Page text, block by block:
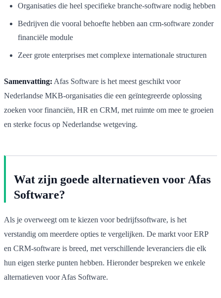
Organisaties die heel specifieke branche-software nodig hebben
Bedrijven die vooral behoefte hebben aan crm-software zonder
financiële module
Zeer grote enterprises met complexe internationale structuren
Samenvatting: Afas Software is het meest geschikt voor
Nederlandse MKB-organisaties die een geïntegreerde oplossing
zoeken voor financiën, HR en CRM, met ruimte om mee te groeien
en sterke focus op Nederlandse wetgeving.
Wat zijn goede alternatieven voor Afas
Software?
Als je overweegt om te kiezen voor bedrijfssoftware, is het
verstandig om meerdere opties te vergelijken. De markt voor ERP
en CRM-software is breed, met verschillende leveranciers die elk
hun eigen sterke punten hebben. Hieronder bespreken we enkele
alternatieven voor Afas Software.